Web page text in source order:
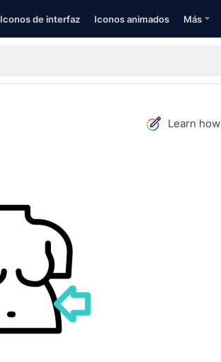
Iconos de interfaz Iconos animados Más
Learn how